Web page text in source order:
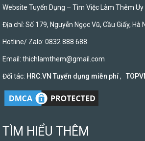
Website Tuyển Dụng – Tìm Việc Làm Thêm Uy
Địa chỉ: Số 179, Nguyễn Ngọc Vũ, Cầu Giấy, Hà
Hotline/ Zalo: 0832 888 688
Email: thichlamthem@gmail.com
Đối tác: HRC.VN Tuyển dụng miễn phí,
TÌM HIỂU THÊM